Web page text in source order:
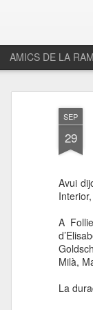
SEP
29
Avui
A
Milà,
La
AMICS DE LA